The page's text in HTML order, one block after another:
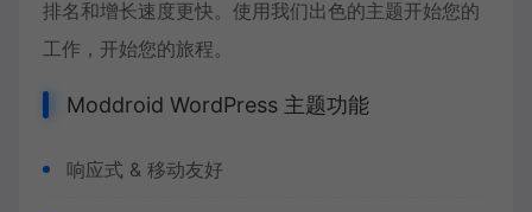
排名和增长速度更快。使用我们出色的主题开始您的
工作，开始您的旅程。
Moddroid WordPress 主题功能
响应式 & 移动友好